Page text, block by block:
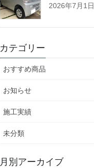
2026年7月1日
カテゴリー
おすすめ商品
お知らせ
施工実績
未分類
月別アーカイブ